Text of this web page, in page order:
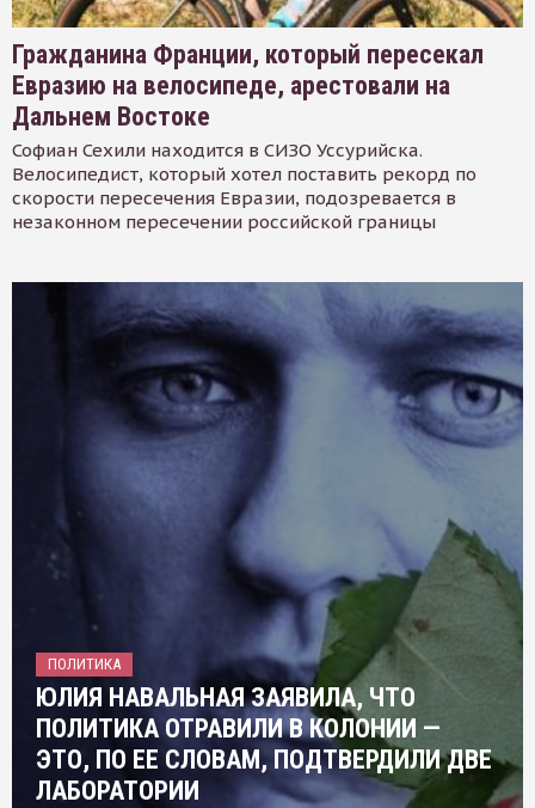
Гражданина Франции, который пересекал
Евразию на велосипеде, арестовали на
Дальнем Востоке
Софиан Сехили находится в СИЗО Уссурийска.
Велосипедист, который хотел поставить рекорд по
скорости пересечения Евразии, подозревается в
незаконном пересечении российской границы
ПОЛИТИКА
ЮЛИЯ НАВАЛЬНАЯ ЗАЯВИЛА, ЧТО
ПОЛИТИКА ОТРАВИЛИ В КОЛОНИИ —
ЭТО, ПО ЕЕ СЛОВАМ, ПОДТВЕРДИЛИ ДВЕ
ЛАБОРАТОРИИ